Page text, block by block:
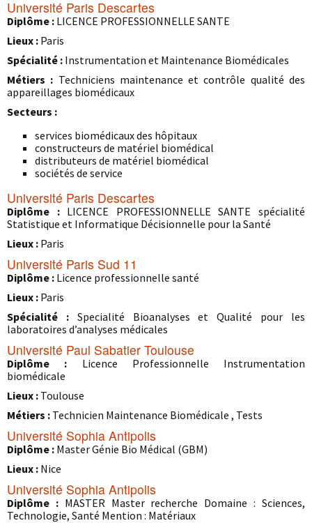
Université Paris Descartes
Diplôme : LICENCE PROFESSIONNELLE SANTE
Lieux : Paris
Spécialité : Instrumentation et Maintenance Biomédicales
Métiers : Techniciens maintenance et contrôle qualité des
appareillages biomédicaux
Secteurs :
services biomédicaux des hôpitaux
constructeurs de matériel biomédical
distributeurs de matériel biomédical
sociétés de service
Université Paris Descartes
Diplôme : LICENCE PROFESSIONNELLE SANTE spécialité
Statistique et Informatique Décisionnelle pour la Santé
Lieux : Paris
Université Paris Sud 11
Diplôme : Licence professionnelle santé
Lieux : Paris
Spécialité : Specialité Bioanalyses et Qualité pour les
laboratoires d’analyses médicales
Université Paul Sabatier Toulouse
Diplôme : Licence Professionnelle Instrumentation
biomédicale
Lieux : Toulouse
Métiers : Technicien Maintenance Biomédicale , Tests
Université Sophia Antipolis
Diplôme : Master Génie Bio Médical (GBM)
Lieux : Nice
Université Sophia Antipolis
Diplôme : MASTER Master recherche Domaine : Sciences,
Technologie, Santé Mention : Matériaux